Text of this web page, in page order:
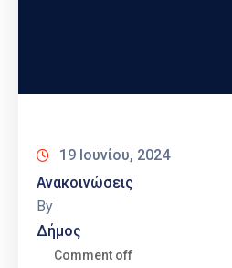
19 Ιουνίου, 2024
Ανακοινώσεις
By
Δήμος
Comment off